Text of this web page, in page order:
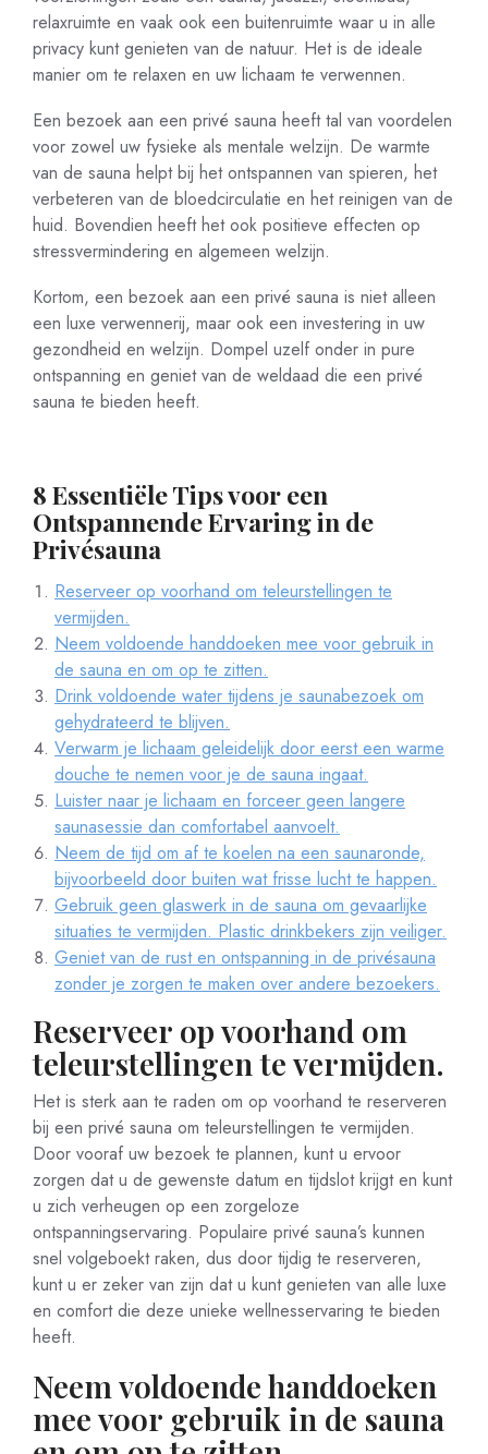
relaxruimte en vaak ook een buitenruimte waar u in alle
privacy kunt genieten van de natuur. Het is de ideale
manier om te relaxen en uw lichaam te verwennen.
Een bezoek aan een privé sauna heeft tal van voordelen
voor zowel uw fysieke als mentale welzijn. De warmte
van de sauna helpt bij het ontspannen van spieren, het
verbeteren van de bloedcirculatie en het reinigen van de
huid. Bovendien heeft het ook positieve effecten op
stressvermindering en algemeen welzijn.
Kortom, een bezoek aan een privé sauna is niet alleen
een luxe verwennerij, maar ook een investering in uw
gezondheid en welzijn. Dompel uzelf onder in pure
ontspanning en geniet van de weldaad die een privé
sauna te bieden heeft.
8 Essentiële Tips voor een
Ontspannende Ervaring in de
Privésauna
Reserveer op voorhand om teleurstellingen te
vermijden.
Neem voldoende handdoeken mee voor gebruik in
de sauna en om op te zitten.
Drink voldoende water tijdens je saunabezoek om
gehydrateerd te blijven.
Verwarm je lichaam geleidelijk door eerst een warme
douche te nemen voor je de sauna ingaat.
Luister naar je lichaam en forceer geen langere
saunasessie dan comfortabel aanvoelt.
Neem de tijd om af te koelen na een saunaronde,
bijvoorbeeld door buiten wat frisse lucht te happen.
Gebruik geen glaswerk in de sauna om gevaarlijke
situaties te vermijden. Plastic drinkbekers zijn veiliger.
Geniet van de rust en ontspanning in de privésauna
zonder je zorgen te maken over andere bezoekers.
Reserveer op voorhand om
teleurstellingen te vermijden.
Het is sterk aan te raden om op voorhand te reserveren
bij een privé sauna om teleurstellingen te vermijden.
Door vooraf uw bezoek te plannen, kunt u ervoor
zorgen dat u de gewenste datum en tijdslot krijgt en kunt
u zich verheugen op een zorgeloze
ontspanningservaring. Populaire privé sauna’s kunnen
snel volgeboekt raken, dus door tijdig te reserveren,
kunt u er zeker van zijn dat u kunt genieten van alle luxe
en comfort die deze unieke wellnesservaring te bieden
heeft.
Neem voldoende handdoeken
mee voor gebruik in de sauna